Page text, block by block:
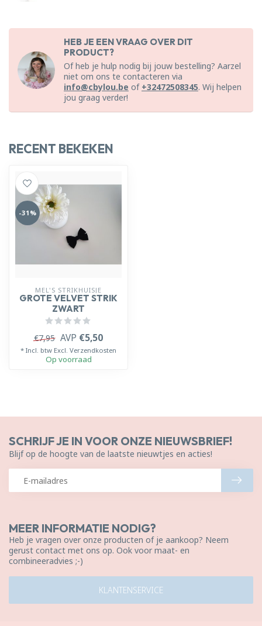
HEB JE EEN VRAAG OVER DIT
PRODUCT?
Of heb je hulp nodig bij jouw bestelling? Aarzel
niet om ons te contacteren via
info@cbylou.be of +32472508345. Wij helpen
jou graag verder!
RECENT BEKEKEN
-31%
MEL'S STRIKHUISJE
GROTE VELVET STRIK
ZWART
€7,95 AVP €5,50
* Incl. btw Excl. Verzendkosten
Op voorraad
MEER INFORMATIE NODIG?
Heb je vragen over onze producten of je aankoop? Neem
gerust contact met ons op. Ook voor maat- en
combineeradvies ;-)
KLANTENSERVICE
SCHRIJF JE IN VOOR ONZE NIEUWSBRIEF!
Blijf op de hoogte van de laatste nieuwtjes en acties!